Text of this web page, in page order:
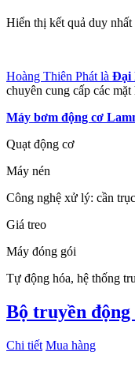
Hiển thị kết quả duy nhất
Hoàng Thiên Phát là Đại
chuyên cung cấp các
Máy bơm động cơ
Quạt động cơ
Máy nén
Công nghệ xử lý: cần
Giá treo
Máy đóng gói
Tự động hóa, hệ thống
Bộ truyền
Chi tiết Mua hàng